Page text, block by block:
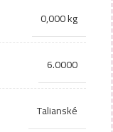
0,000 kg
6.0000
Talianské